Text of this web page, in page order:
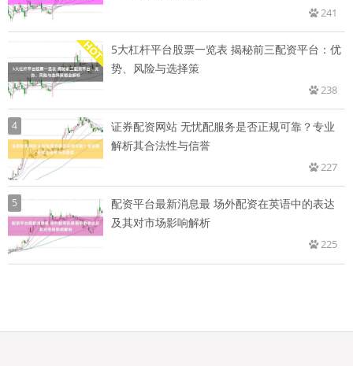
241
5大杠杆平台股票一览表 揭秘前三配资平台：优
势、风险与选择策
238
4
证券配资网站 无忧配服务是否正规可靠？专业
解析其合法性与信誉
227
5
配资平台最新消息最 场外配资在英语中的表达
及其对市场影响解析
225